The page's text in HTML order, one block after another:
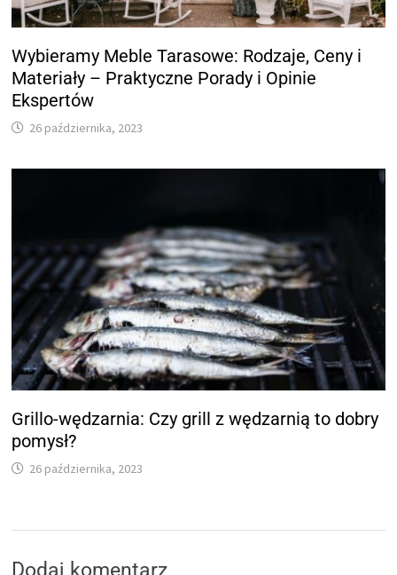
Wybieramy Meble Tarasowe: Rodzaje, Ceny i
Materiały – Praktyczne Porady i Opinie
Ekspertów
26 października, 2023
Grillo-wędzarnia: Czy grill z wędzarnią to dobry
pomysł?
26 października, 2023